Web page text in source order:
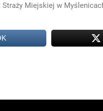
Straży Miejskiej w